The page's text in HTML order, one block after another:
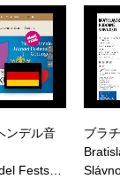
ンデル音
Fests…
ブラ